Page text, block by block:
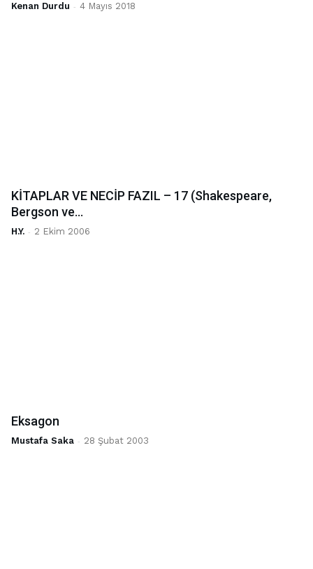
Kenan Durdu - 4 Mayıs 2018
KİTAPLAR VE NECİP FAZIL – 17 (Shakespeare,
Bergson ve...
H.Y. - 2 Ekim 2006
Eksagon
Mustafa Saka - 28 Şubat 2003